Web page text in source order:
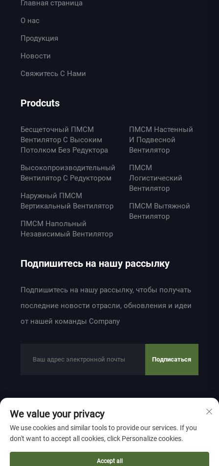
Главная страница
О нас
Продукция
Новости
Свяжитесь С Нами
Prodcuts
Бесщеточный ПМСМ
Вентилятор С Высоким
Потолком Без Редуктора
Высокопроизводительный
Вентилятор С Редуктором
Наружный ПМСМ
Вертикальный Вентилятор
ПМСМ Напольный
Независимый Вентилятор
ПМСМ Настенный
И Подвесной
Вентилятор
ПМСМ
Логистический
Вентилятор
ПМСМ Вытяжной
Вентилятор
Подпишитесь на нашу рассылку
Подпишитесь на нашу рассылку, чтобы получать
последние новости отрасли, обновления и идеи
от нашей команды Company
Подписаться
ELECTROMECHANICAL CO.,LTD
конфиденциальности
Прокрутить наверх
We value your privacy
We use cookies and similar tools to provide our services. If you
don't want to accept all cookies, click Personalize cookies.
Accept all